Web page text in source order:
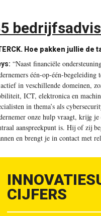
Hoe pakken jullie de
“Naast financiële
één-op-één-
in veschillende domeinen,
ICT, elektronica en
in thema’s als
onze hulp vraagt, krijg
aanspreekpunt is. Hij of zij
en brengt je in contact met
CIJFERS